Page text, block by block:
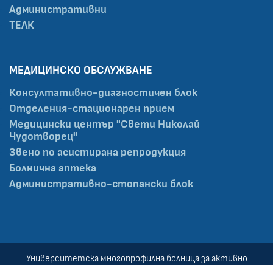
Административни
ТЕЛК
МЕДИЦИНСКО ОБСЛУЖВАНЕ
Консултативно-диагностичен блок
Отделения-стационарен прием
Медицински център "Свети Николай
Чудотворец"
Звено по асистирана репродукция
Болнична аптека
Административно-стопански блок
Университетска многопрофилна болница за активно